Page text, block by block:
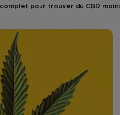
complet pour trouver du CBD